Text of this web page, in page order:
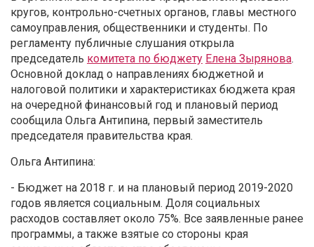
кругов, контрольно-счетных органов, главы местного
самоуправления, общественники и студенты. По
регламенту публичные слушания открыла
председатель комитета по бюджету Елена Зырянова.
Основной доклад о направлениях бюджетной и
налоговой политики и характеристиках бюджета края
на очередной финансовый год и плановый период
сообщила Ольга Антипина, первый заместитель
председателя правительства края.
Ольга Антипина:
- Бюджет на 2018 г. и на плановый период 2019-2020
годов является социальным. Доля социальных
расходов составляет около 75%. Все заявленные ранее
программы, а также взятые со стороны края